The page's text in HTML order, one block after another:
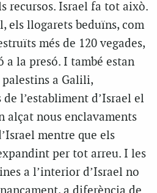
recursos. Israel fa tot això.
els llogarets beduïns, com
més de 120 vegades,
a la presó. I també estan
palestins a Galili,
l’establiment d’Israel el
alçat nous enclavaments
mentre que els
per tot arreu. I les
a l’interior d’Israel no